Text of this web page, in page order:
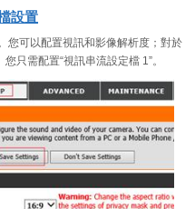
設置
您可以配置視訊和影像解析度；對於
只需配置“視訊串流設定檔 1”。